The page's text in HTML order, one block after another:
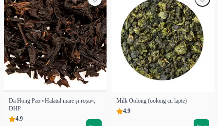
Da Hong Pao «Halatul mare și roșu»,
DHP
4.9
Milk Oolong (oolong cu lapte)
4.9